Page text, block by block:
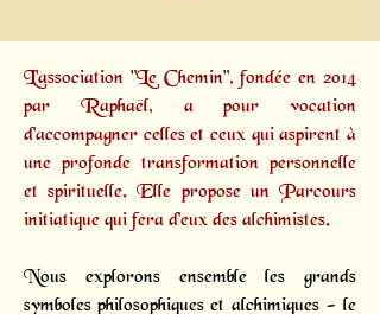
L'association "Le Chemin", fondée en 2014
par Raphaël, a pour vocation
d'accompagner celles et ceux qui aspirent à
une profonde transformation personnelle
et spirituelle. Elle propose un Parcours
initiatiquequi fera d’eux des alchimistes.
Nous explorons ensemble les grands
symboles philosophiques et alchimiques - le